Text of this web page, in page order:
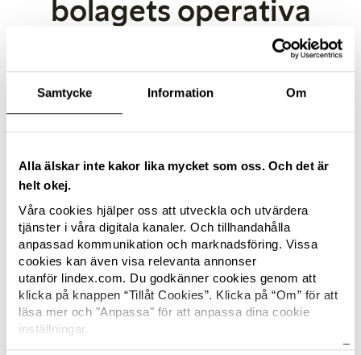
Samtycke Information Om
Alla älskar inte kakor lika mycket som oss. Och det är
helt okej.
Våra cookies hjälper oss att utveckla och utvärdera
tjänster i våra digitala kanaler. Och tillhandahålla
anpassad kommunikation och marknadsföring. Vissa
cookies kan även visa relevanta annonser
utanför lindex.com. Du godkänner cookies genom att
klicka på knappen “Tillåt Cookies”. Klicka på “Om” för att
läsa mer och "Anpassa" för att anpassa dina cookie
inställningar.
bolagets operativa
ledning
Lindex ägare Stockamnn, har undertecknat ett
Seppälä till verkställande direktör Eveliina
Melentjeff och hennes man Timo Melentjeff.
Affären verkställs den 1 april 2015 och den gäller
Seppäläs 82 butiker i Finland och 20 butiker i
Estland.
Läs mer påStockmann.se